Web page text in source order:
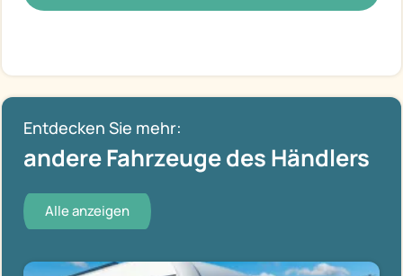
Entdecken Sie mehr:
andere Fahrzeuge des Händlers
Alle anzeigen